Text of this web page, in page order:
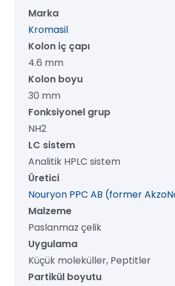
Kolon,
µm,
mm
mm,
1/pk
adet
Marka
Kromasil
Kolon iç çapı
4.6 mm
Kolon boyu
30 mm
Fonksiyonel grup
NH2
LC sistem
Analitik HPLC sistem
Üretici
Nouryon PPC AB (former
Malzeme
Paslanmaz çelik
Uygulama
Küçük moleküller, Peptitler
Partikül boyutu